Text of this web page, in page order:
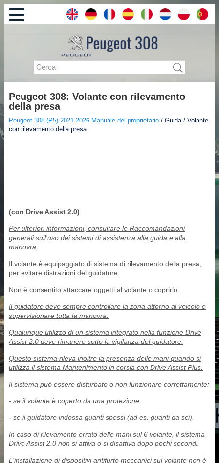
Peugeot 308: Volante con rilevamento
della presa
Peugeot 308 (P5) 2021-2026 Manuale del proprietario / Guida / Volante
con rilevamento della presa
(con Drive Assist 2.0)
Per ulteriori informazioni, consultare le Raccomandazioni
generali sull'uso dei sistemi di assistenza alla guida e alla
manovra.
Il volante è equipaggiato di sistema di rilevamento della presa,
per evitare distrazioni del guidatore.
Non è consentito attaccare oggetti al volante o coprirlo.
Il guidatore deve sempre controllare la zona attorno al veicolo e
supervisionare tutta la manovra.
Qualunque utilizzo di un sistema integrato nella funzione Drive
Assist 2.0 deve rimanere sotto la vigilanza del guidatore.
Questo sistema rileva inoltre la presenza delle mani quando si
utilizza il sistema Mantenimento in corsia con Drive Assist Plus.
Il sistema può essere disturbato o non funzionare correttamente:
- se il volante è coperto da una protezione.
- se il guidatore indossa guanti spessi (ad es. guanti da sci).
In caso di rilevamento errato delle mani sul 6 volante, il sistema
Drive Assist 2.0 non si attiva o si disattiva dopo pochi secondi.
L'installazione di dispositivi antifurto meccanici sul volante non è